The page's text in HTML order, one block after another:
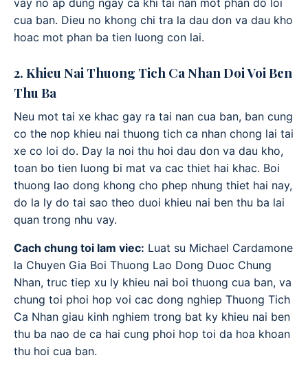
vay no ap dung ngay ca khi tai nan mot phan do loi
cua ban. Dieu no khong chi tra la dau don va dau kho
hoac mot phan ba tien luong con lai.
2. Khieu Nai Thuong Tich Ca Nhan Doi Voi Ben
Thu Ba
Neu mot tai xe khac gay ra tai nan cua ban, ban cung
co the nop khieu nai thuong tich ca nhan chong lai tai
xe co loi do. Day la noi thu hoi dau don va dau kho,
toan bo tien luong bi mat va cac thiet hai khac. Boi
thuong lao dong khong cho phep nhung thiet hai nay,
do la ly do tai sao theo duoi khieu nai ben thu ba lai
quan trong nhu vay.
Cach chung toi lam viec: Luat su Michael Cardamone
la Chuyen Gia Boi Thuong Lao Dong Duoc Chung
Nhan, truc tiep xu ly khieu nai boi thuong cua ban, va
chung toi phoi hop voi cac dong nghiep Thuong Tich
Ca Nhan giau kinh nghiem trong bat ky khieu nai ben
thu ba nao de ca hai cung phoi hop toi da hoa khoan
thu hoi cua ban.